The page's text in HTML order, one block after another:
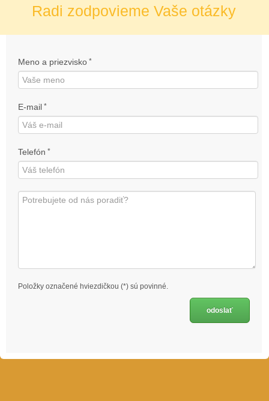
Radi zodpovieme Vaše otázky
Meno a priezvisko *
E-mail *
Telefón *
Položky označené hviezdičkou (*) sú povinné.